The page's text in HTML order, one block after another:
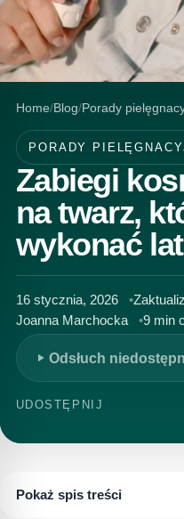
Home Blog Porady
PORADY
Zabiegi
na twarz,
wykonać
16 stycznia, 2026
Joanna Marchocka
9 min
Odsłuch
UDOSTĘPNIJ
Pokaż spis treści